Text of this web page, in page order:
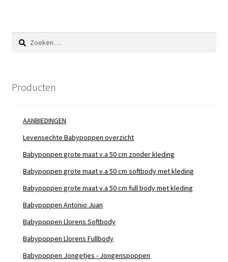
Zoeken
naar:
Producten
AANBIEDINGEN
Levensechte Babypoppen overzicht
Babypoppen grote maat v.a 50 cm zonder kleding
Babypoppen grote maat v.a 50 cm softbody met kleding
Babypoppen grote maat v.a 50 cm full body met kleding
Babypoppen Antonio Juan
Babypoppen Llorens Softbody
Babypoppen Llorens Fullbody
Babypoppen Jongetjes - Jongenspoppen